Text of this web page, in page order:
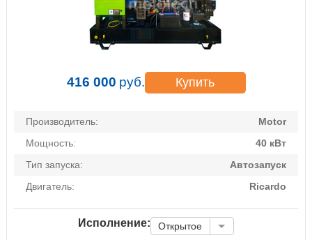
416 000 руб. Купить
Производитель:
Motor
Мощность:
40 кВт
Тип запуска:
Автозапуск
Двигатель:
Ricardo
Исполнение: Открытое